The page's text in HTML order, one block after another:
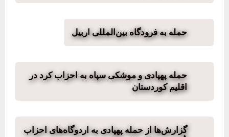
حمله به فرودگاه بین‌المللی اربیل
حمله پهپادی و موشکی سپاه به احزاب کرد در
اقلیم کوردستان
گزارش‌ها از حمله پهپادی به اردوگاه‌های احزاب